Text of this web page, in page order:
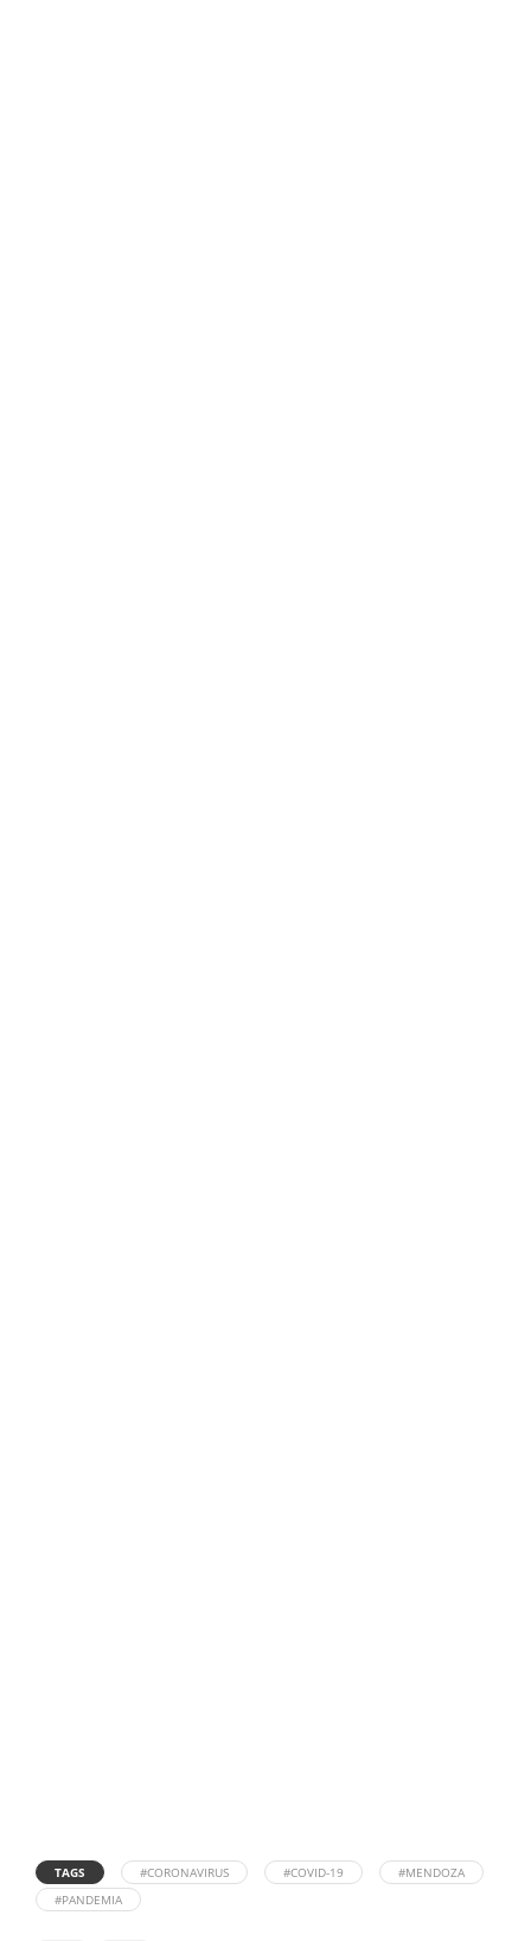
TAGS #CORONAVIRUS #COVID-19
#MENDOZA
#PANDEMIA